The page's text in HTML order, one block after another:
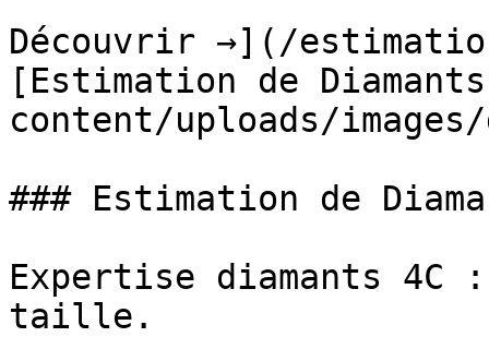
Découvrir →](/
[Estimation de
content/uploads/
### Estimation de
Expertise diamants
taille.